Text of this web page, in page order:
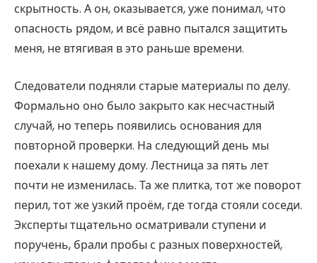
скрытность. А он, оказывается, уже понимал, что
опасность рядом, и всё равно пытался защитить
меня, не втягивая в это раньше времени.
Следователи подняли старые материалы по делу.
Формально оно было закрыто как несчастный
случай, но теперь появились основания для
повторной проверки. На следующий день мы
поехали к нашему дому. Лестница за пять лет
почти не изменилась. Та же плитка, тот же поворот
перил, тот же узкий проём, где тогда стояли соседи.
Эксперты тщательно осматривали ступени и
поручень, брали пробы с разных поверхностей,